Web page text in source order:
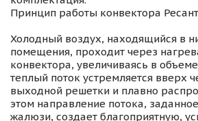
Принцип работы конвектора
Холодный воздух, находящийся в
помещения, проходит через
конвектора, увеличиваясь в
теплый поток устремляется вверх
выходной решетки и плавно
этом направление потока,
жалюзи, создает благоприятную,